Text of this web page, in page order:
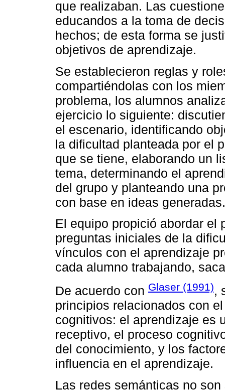
que realizaban. Las
educandos a la toma de
hechos; de esta forma se
objetivos de aprendizaje.
Se establecieron reglas y
compartiéndolas con los
problema, los alumnos
ejercicio lo siguiente:
el escenario, identificando
la dificultad planteada por el
que se tiene, elaborando un
tema, determinando el
del grupo y planteando una
con base en ideas generadas.
El equipo propició abordar el
preguntas iniciales de la
vínculos con el aprendizaje
cada alumno trabajando,
De acuerdo con Glaser (1991),
principios relacionados con
cognitivos: el aprendizaje es
receptivo, el proceso
del conocimiento, y los
influencia en el aprendizaje.
Las redes semánticas no